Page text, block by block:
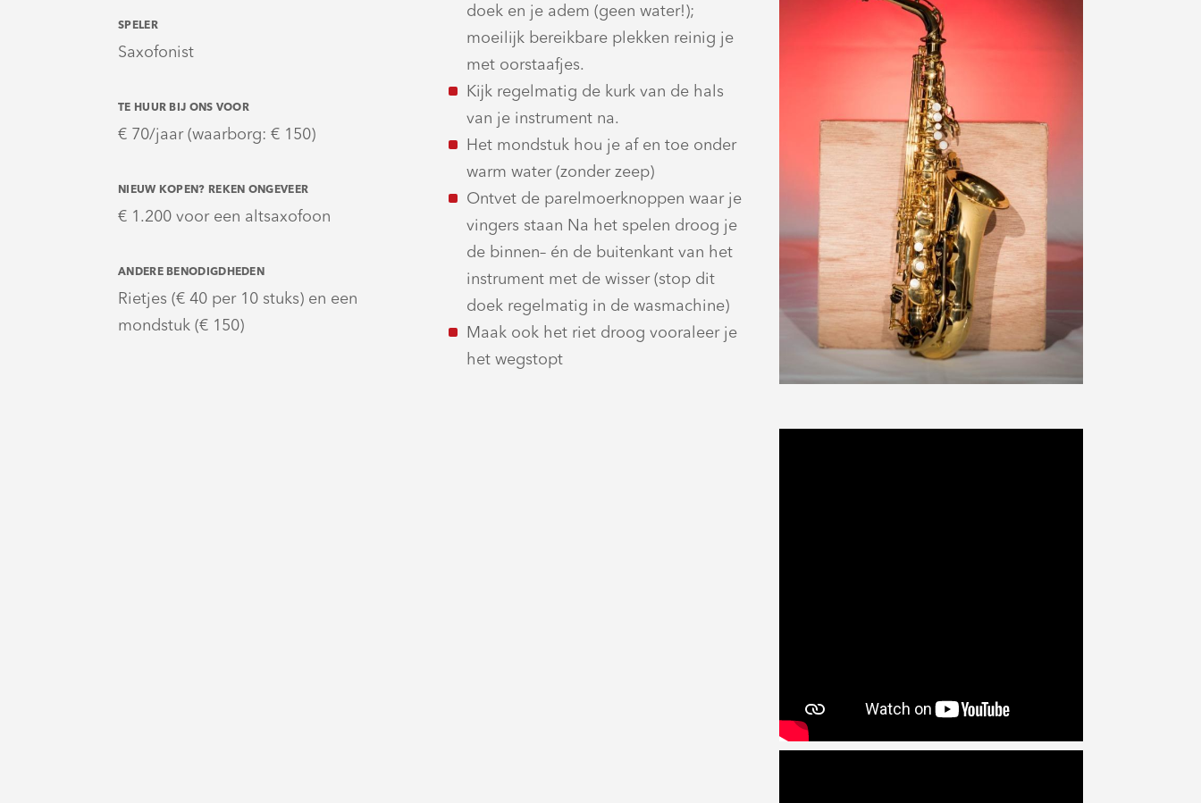
SPELER
Saxofonist
TE HUUR BIJ ONS VOOR
€ 70/jaar (waarborg: € 150)
NIEUW KOPEN? REKEN ONGEVEER
€ 1.200 voor een altsaxofoon
ANDERE BENODIGDHEDEN
Rietjes (€ 40 per 10 stuks) en een
mondstuk (€ 150)
doek en je adem (geen water!);
moeilijk bereikbare plekken reinig je
met oorstaafjes.
Kijk regelmatig de kurk van de hals
van je instrument na.
Het mondstuk hou je af en toe onder
warm water (zonder zeep)
Ontvet de parelmoerknoppen waar je
vingers staan Na het spelen droog je
de binnen– én de buitenkant van het
instrument met de wisser (stop dit
doek regelmatig in de wasmachine)
Maak ook het riet droog vooraleer je
het wegstopt